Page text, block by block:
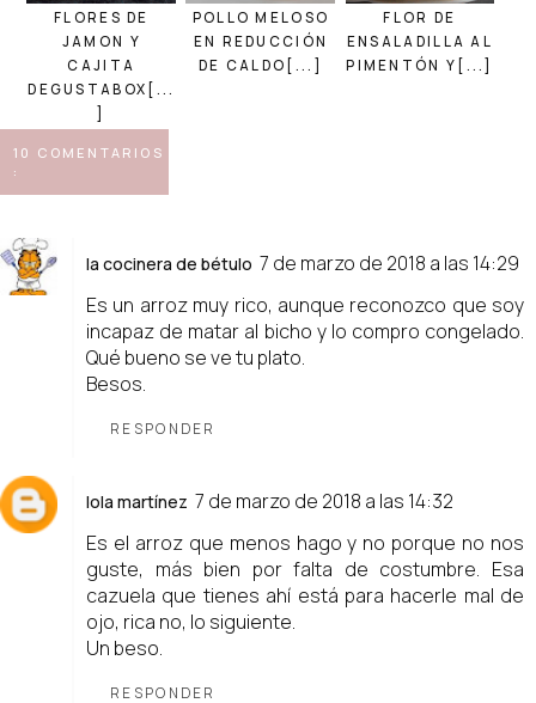
FLORES DE
JAMON Y
CAJITA
DEGUSTABOX[...
]
POLLO MELOSO
EN REDUCCIÓN
DE CALDO[...]
FLOR DE
ENSALADILLA AL
PIMENTÓN Y[...]
10 COMENTARIOS
:
la cocinera de bétulo 7 de marzo de 2018 a las 14:29
Es un arroz muy rico, aunque reconozco que soy
incapaz de matar al bicho y lo compro congelado.
Qué bueno se ve tu plato.
Besos.
RESPONDER
lola martínez 7 de marzo de 2018 a las 14:32
Es el arroz que menos hago y no porque no nos
guste, más bien por falta de costumbre. Esa
cazuela que tienes ahí está para hacerle mal de
ojo, rica no, lo siguiente.
Un beso.
RESPONDER